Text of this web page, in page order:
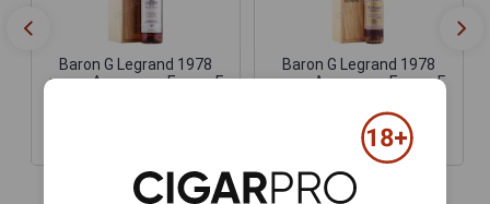
Baron G Legrand 1978
years Арманьяк Барон Г
Baron G Legrand 1978
years Арманьяк Барон Г
деревянной упаковке
14 444 руб.